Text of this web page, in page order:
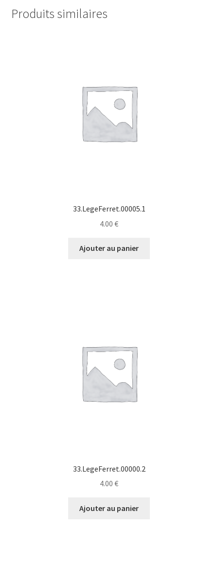
Produits similaires
33.LegeFerret.00005.1
4.00 €
Ajouter au panier
33.LegeFerret.00000.2
4.00 €
Ajouter au panier